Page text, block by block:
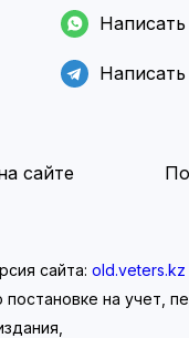
сайте
сайта: old.veters.kz
на учет,